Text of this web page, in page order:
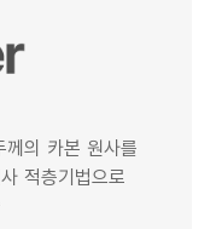
의 카본 원사를
적층기법으로